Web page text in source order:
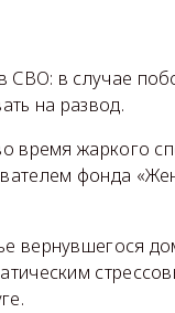
СВО: в случае
на развод.
время жаркого
фонда
вернувшегося